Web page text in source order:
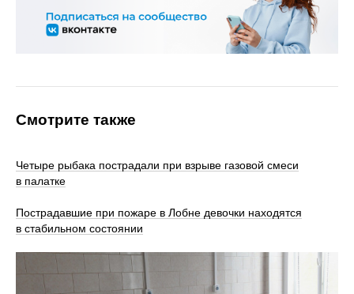
Смотрите также
Четыре рыбака пострадали при взрыве газовой смеси
в палатке
Пострадавшие при пожаре в Лобне девочки находятся
в стабильном состоянии